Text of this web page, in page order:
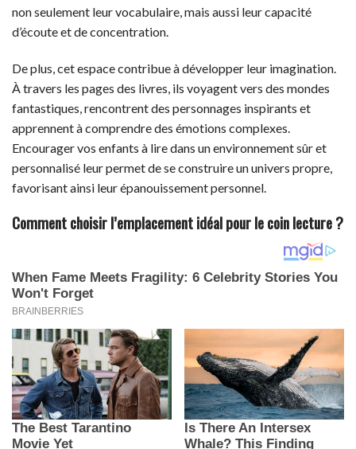
non seulement leur vocabulaire, mais aussi leur capacité
d’écoute et de concentration.
De plus, cet espace contribue à développer leur imagination.
À travers les pages des livres, ils voyagent vers des mondes
fantastiques, rencontrent des personnages inspirants et
apprennent à comprendre des émotions complexes.
Encourager vos enfants à lire dans un environnement sûr et
personnalisé leur permet de se construire un univers propre,
favorisant ainsi leur épanouissement personnel.
Comment choisir l’emplacement idéal pour le coin lecture ?